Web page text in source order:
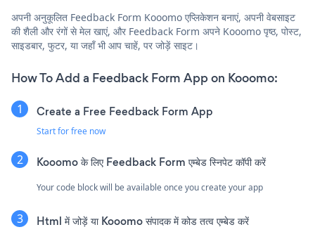
अपनी अनुकूलित Feedback Form Kooomo एप्लिकेशन बनाएं, अपनी वेबसाइट
की शैली और रंगों से मेल खाएं, और Feedback Form अपने Kooomo पृष्ठ, पोस्ट,
साइडबार, फुटर, या जहाँ भी आप चाहें, पर जोड़ें साइट।
How To Add a Feedback Form App on Kooomo:
Create a Free Feedback Form App
Start for free now
Kooomo के लिए Feedback Form एम्बेड स्निपेट कॉपी करें
Your code block will be available once you create your app
Html में जोड़ें या Kooomo संपादक में कोड तत्व एम्बेड करें